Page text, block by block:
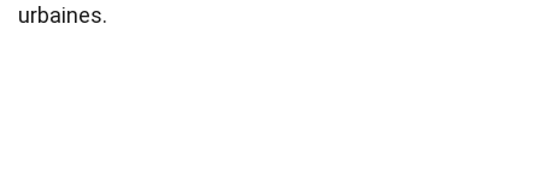
urbaines.